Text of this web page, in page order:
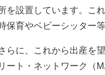
を設置しています。こ
保育やベビーシッター
らに、これから出産を
ート・ネットワーク（